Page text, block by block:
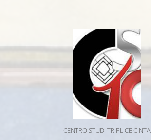
CENTRO STUDI TRIPLICE CINTA